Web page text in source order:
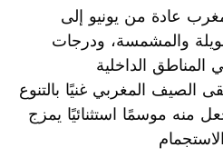
عادة من يونيو إلى
والمشمسة، ودرجات
الداخلية
الصيف المغربي غنيًا بالتنوع
منه موسمًا استثنائيًا يمزج